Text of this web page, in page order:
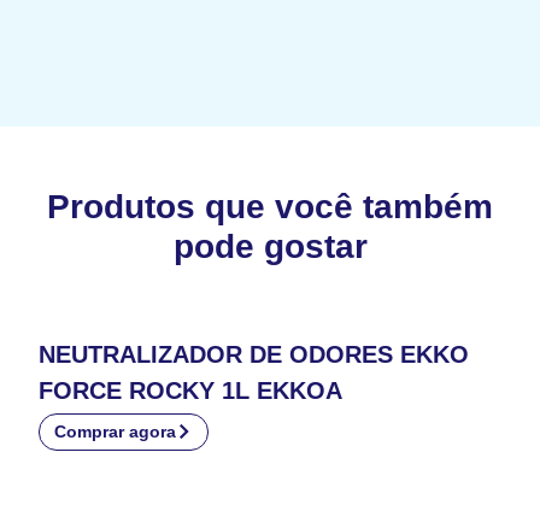
Produtos que você também
pode gostar
NEUTRALIZADOR DE ODORES EKKO
FORCE ROCKY 1L EKKOA
Comprar agora